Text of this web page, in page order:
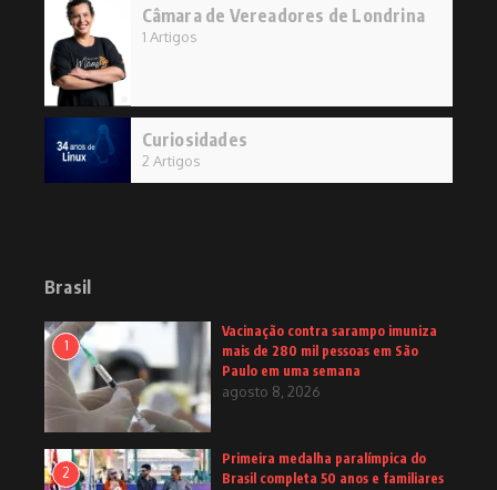
Câmara de Vereadores de Londrina
1 Artigos
Curiosidades
2 Artigos
Brasil
1
Vacinação contra sarampo imuniza
mais de 280 mil pessoas em São
Paulo em uma semana
agosto 8, 2026
2
Primeira medalha paralímpica do
Brasil completa 50 anos e familiares